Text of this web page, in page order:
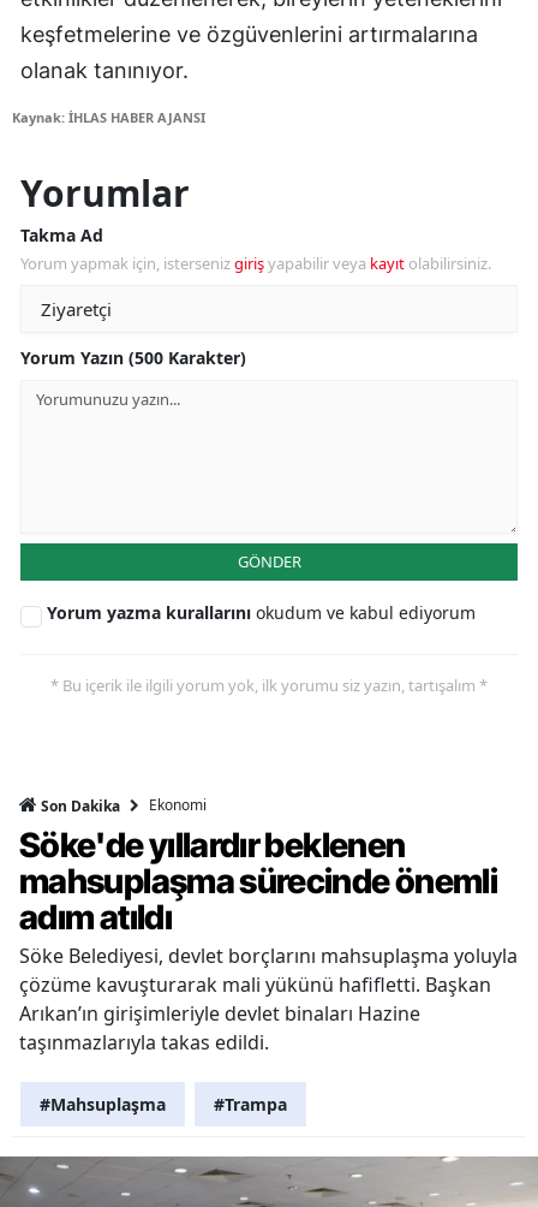
keşfetmelerine ve özgüvenlerini artırmalarına
olanak tanınıyor.
Kaynak: İHLAS HABER AJANSI
Yorumlar
Takma Ad
Yorum yapmak için, istersenizgirişyapabilir veya kayıt olabilirsiniz.
Yorum Yazın (500 Karakter)
GÖNDER
Yorum yazma kurallarını okudum ve kabul ediyorum
* Bu içerik ile ilgili yorum yok, ilk yorumu siz yazın, tartışalım *
Son Dakika Ekonomi
Söke'de yıllardır beklenen
mahsuplaşma sürecinde önemli
adım atıldı
Söke Belediyesi, devlet borçlarını mahsuplaşma yoluyla
çözüme kavuşturarak mali yükünü hafifletti. Başkan
Arıkan’ın girişimleriyle devlet binaları Hazine
taşınmazlarıyla takas edildi.
#Mahsuplaşma #Trampa